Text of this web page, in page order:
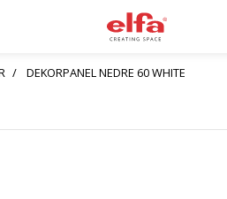
DEKORPANEL NEDRE 60 WHITE